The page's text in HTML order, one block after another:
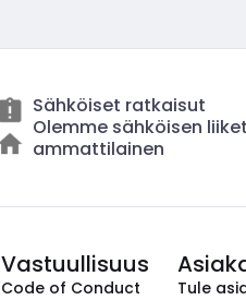
Sähköiset ratkaisut
Olemme sähköisen
ammattilainen
Vastuullisuus
Code of Conduct
Tule